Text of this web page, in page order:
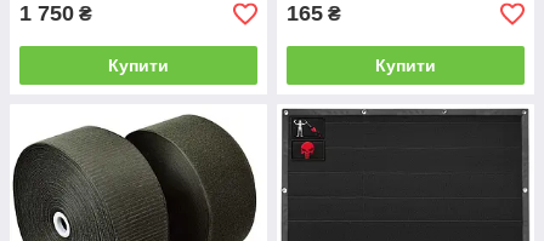
1 750 ₴
Купити
165 ₴
Купити